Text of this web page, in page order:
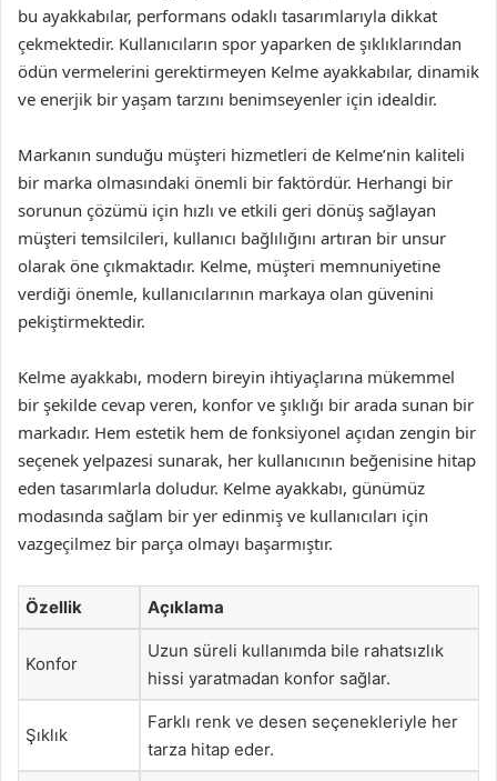
bu ayakkabılar, performans odaklı tasarımlarıyla dikkat
çekmektedir. Kullanıcıların spor yaparken de şıklıklarından
ödün vermelerini gerektirmeyen Kelme ayakkabılar, dinamik
ve enerjik bir yaşam tarzını benimseyenler için idealdir.
Markanın sunduğu müşteri hizmetleri de Kelme’nin kaliteli
bir marka olmasındaki önemli bir faktördür. Herhangi bir
sorunun çözümü için hızlı ve etkili geri dönüş sağlayan
müşteri temsilcileri, kullanıcı bağlılığını artıran bir unsur
olarak öne çıkmaktadır. Kelme, müşteri memnuniyetine
verdiği önemle, kullanıcılarının markaya olan güvenini
pekiştirmektedir.
Kelme ayakkabı, modern bireyin ihtiyaçlarına mükemmel
bir şekilde cevap veren, konfor ve şıklığı bir arada sunan bir
markadır. Hem estetik hem de fonksiyonel açıdan zengin bir
seçenek yelpazesi sunarak, her kullanıcının beğenisine hitap
eden tasarımlarla doludur. Kelme ayakkabı, günümüz
modasında sağlam bir yer edinmiş ve kullanıcıları için
vazgeçilmez bir parça olmayı başarmıştır.
Özellik Açıklama
Konfor
Uzun süreli kullanımda bile rahatsızlık
hissi yaratmadan konfor sağlar.
Şıklık
Farklı renk ve desen seçenekleriyle her
tarza hitap eder.